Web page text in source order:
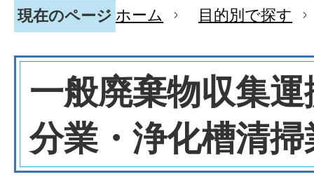
現在のページ ホーム 目的別で探す
一般廃棄物収集
分業・浄化槽清